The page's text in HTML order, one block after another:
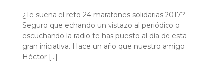
¿Te suena el reto 24 maratones solidarias 2017?
Seguro que echando un vistazo al periódico o
escuchando la radio te has puesto al día de esta
gran iniciativa. Hace un año que nuestro amigo
Héctor [...]